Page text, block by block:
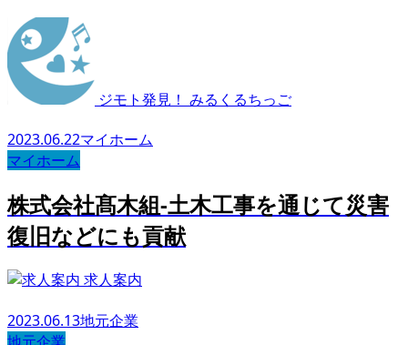
ジモト発見！ みるくるちっご
2023.06.22マイホーム
マイホーム
株式会社髙木組-土木工事を通じて災害
復旧などにも貢献
求人案内
2023.06.13地元企業